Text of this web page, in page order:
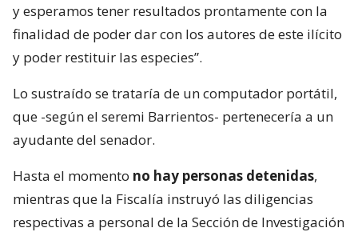
y esperamos tener resultados prontamente con la
finalidad de poder dar con los autores de este ilícito
y poder restituir las especies”.
Lo sustraído se trataría de un computador portátil,
que -según el seremi Barrientos- pertenecería a un
ayudante del senador.
Hasta el momento no hay personas detenidas,
mientras que la Fiscalía instruyó las diligencias
respectivas a personal de la Sección de Investigación